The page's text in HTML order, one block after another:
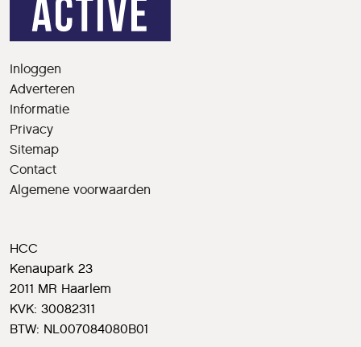
Inloggen
Adverteren
Informatie
Privacy
Sitemap
Contact
Algemene voorwaarden
HCC
Kenaupark 23
2011 MR Haarlem
KVK: 30082311
BTW: NL007084080B01